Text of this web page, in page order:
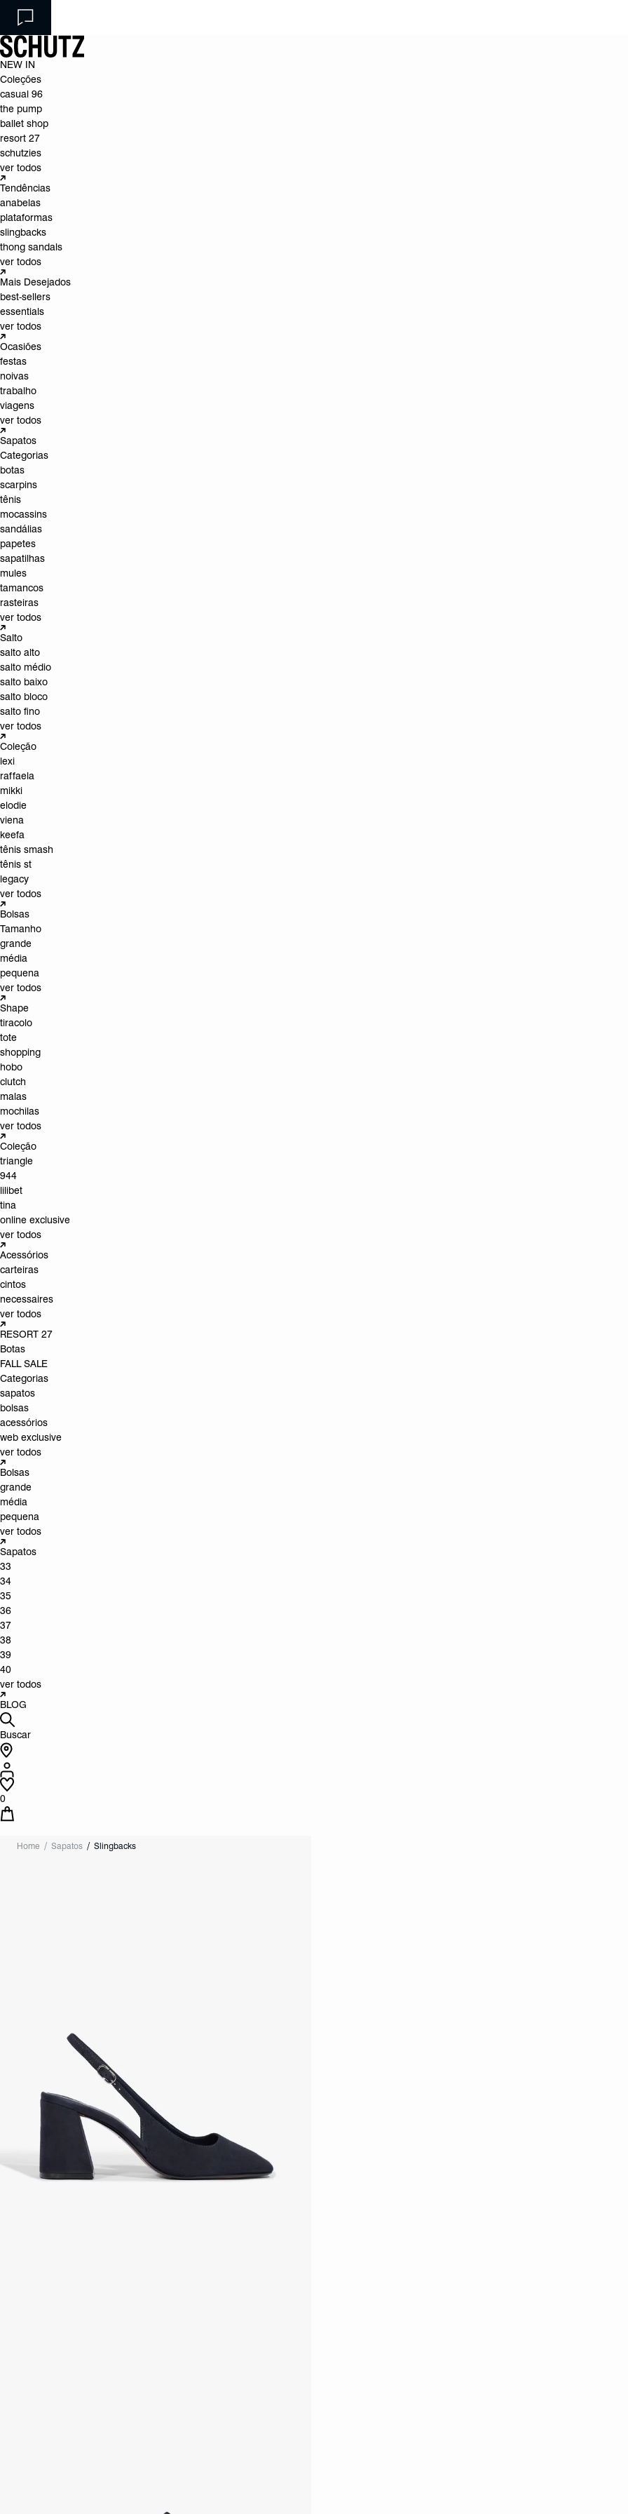
NEW IN
Coleções
casual 96
the pump
ballet shop
resort 27
schutzies
ver todos
Tendências
anabelas
plataformas
slingbacks
thong sandals
ver todos
Mais Desejados
best-sellers
essentials
ver todos
Ocasiões
festas
noivas
trabalho
viagens
ver todos
Sapatos
Categorias
botas
scarpins
tênis
mocassins
sandálias
papetes
sapatilhas
mules
tamancos
rasteiras
ver todos
Salto
salto alto
salto médio
salto baixo
salto bloco
salto fino
ver todos
Coleção
lexi
raffaela
mikki
elodie
viena
keefa
tênis smash
tênis st
legacy
ver todos
Bolsas
Tamanho
grande
média
pequena
ver todos
Shape
tiracolo
tote
shopping
hobo
clutch
malas
mochilas
ver todos
Coleção
triangle
944
lilibet
tina
online exclusive
ver todos
Acessórios
carteiras
cintos
necessaires
ver todos
RESORT 27
Botas
FALL SALE
Categorias
sapatos
bolsas
acessórios
web exclusive
ver todos
Bolsas
grande
média
pequena
ver todos
Sapatos
33
34
35
36
37
38
39
40
ver todos
BLOG
Buscar
0
Home Sapatos Slingbacks